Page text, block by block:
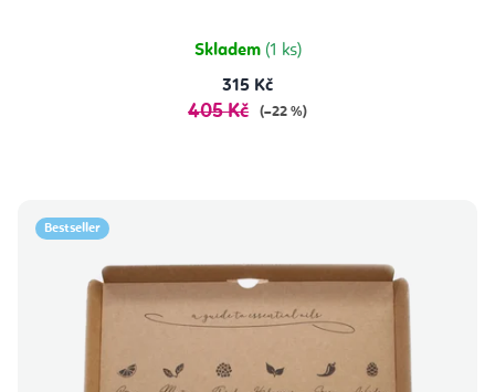
Skladem (1 ks)
315 Kč
405 Kč (–22 %)
Bestseller